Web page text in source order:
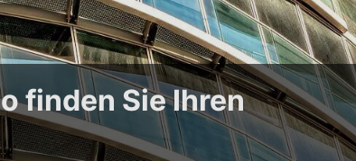
finden Sie Ihren